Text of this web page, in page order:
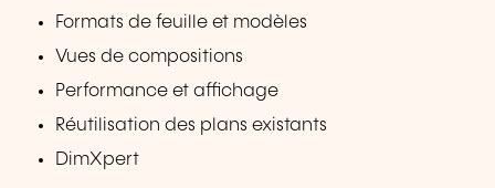
Formats de feuille et modèles
Vues de compositions
Performance et affichage
Réutilisation des plans existants
DimXpert